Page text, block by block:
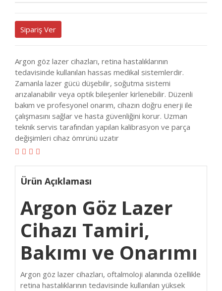
Sipariş Ver
Argon göz lazer cihazları, retina hastalıklarının
tedavisinde kullanılan hassas medikal sistemlerdir.
Zamanla lazer gücü düşebilir, soğutma sistemi
arızalanabilir veya optik bileşenler kirlenebilir. Düzenli
bakım ve profesyonel onarım, cihazın doğru enerji ile
çalışmasını sağlar ve hasta güvenliğini korur. Uzman
teknik servis tarafından yapılan kalibrasyon ve parça
değişimleri cihaz ömrünü uzatır
Ürün Açıklaması
Argon Göz Lazer
Cihazı Tamiri,
Bakımı ve Onarımı
Argon göz lazer cihazları, oftalmoloji alanında özellikle
retina hastalıklarının tedavisinde kullanılan yüksek